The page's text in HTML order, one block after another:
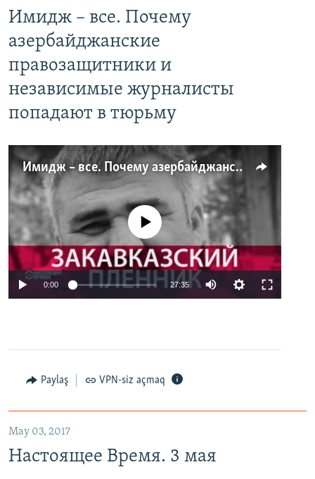
Имидж – все. Почему
азербайджанские
правозащитники и
независимые журналисты
попадают в тюрьму
Имидж – все. Почему азербайджанские правозащитники и независимые журналисты попадают в тюрьму
No media source currently available
0:00 27:35
Paylaş VPN-siz açmaq
May 03, 2017
Настоящее Время. 3 мая